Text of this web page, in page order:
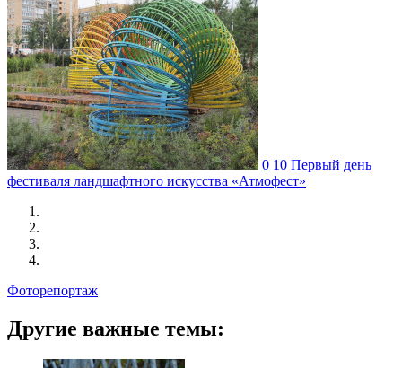
0 10 Первый день
фестиваля ландшафтного искусства «Атмофест»
Фоторепортаж
Другие важные темы: